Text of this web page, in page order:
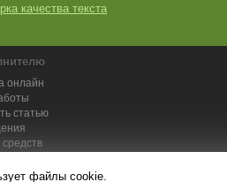
качества текста
онлайн
статью
файлы cookie.